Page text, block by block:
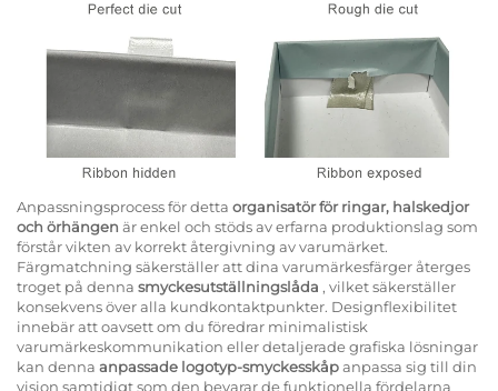
Anpassningsprocess för detta organisatör för ringar, halskedjor
och örhängen är enkel och stöds av erfarna produktionslag som
förstår vikten av korrekt återgivning av varumärket.
Färgmatchning säkerställer att dina varumärkesfärger återges
troget på denna smyckesutställningslåda , vilket säkerställer
konsekvens över alla kundkontaktpunkter. Designflexibilitet
innebär att oavsett om du föredrar minimalistisk
varumärkeskommunikation eller detaljerade grafiska lösningar
kan denna anpassade logotyp-smyckesskåpanpassa sig till din
vision samtidigt som den bevarar de funktionella fördelarna